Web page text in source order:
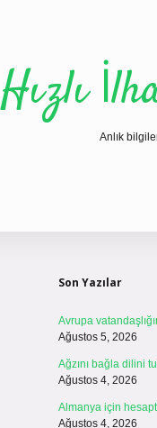
Hızlı
Anlık
Son Yazılar
Avrupa
Ağustos 5, 2026
Ağzını bağla dilini
Ağustos 4, 2026
Almanya için
Ağustos 4, 2026